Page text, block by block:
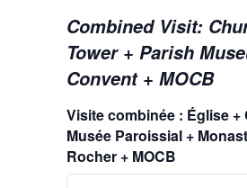
Combined Visit:
Tower + Parish
Convent + MOCB
Visite combinée : Église +
Musée Paroissial +
Rocher + MOCB